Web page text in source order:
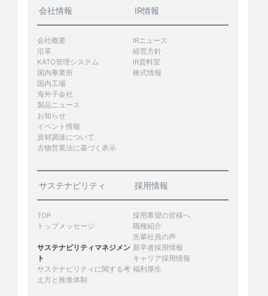
会社情報
会社概要
沿革
KATO管理システム
国内事業所
国内工場
海外子会社
製品ニュース
お知らせ
イベント情報
資材調達について
古物営業法に基づく表示
IR情報
IRニュース
経営方針
IR資料室
株式情報
サステナビリティ
TOP
トップメッセージ
サステナビリティマネジメン
ト
サステナビリティに関する考
え方と推進体制
採用情報
採用希望の皆様へ
職種紹介
先輩社員の声
新卒者採用情報
キャリア採用情報
福利厚生